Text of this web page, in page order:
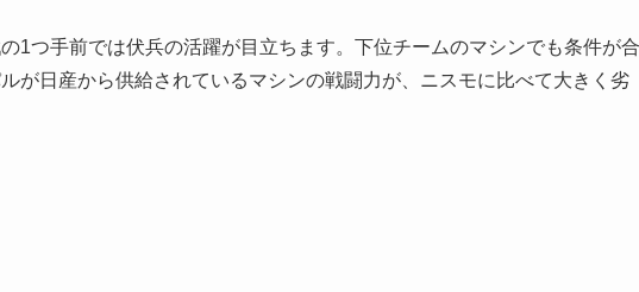
1つ手前では伏兵の活躍が目立ちます。下位チームのマシンでも条件が合
が日産から供給されているマシンの戦闘力が、ニスモに比べて大きく劣